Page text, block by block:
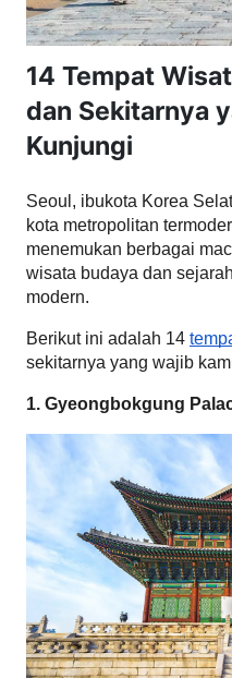
14 Tempat
dan Sekitarnya
Kunjungi
Seoul, ibukota Korea
kota metropolitan
menemukan berbagai
wisata budaya dan
modern.
Berikut ini adalah 14
sekitarnya yang wajib
1. Gyeongbokgung